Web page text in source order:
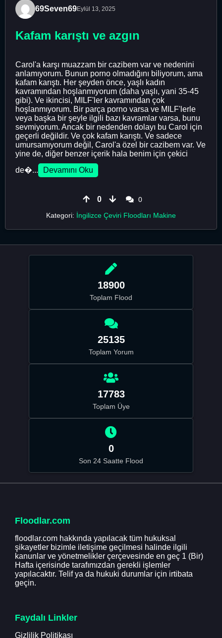
69Seven69Eylül 13, 2025
Kafam karıştı ve azgın
Carol'a karşı muazzam bir cazibem var ve nedenini
anlamıyorum. Bunun porno olmadığını biliyorum, ama
kafam karıştı. Her şeyden önce, yaşlı kadın
kavramından hoşlanmıyorum (daha yaşlı, yani 35-45
gibi). Ve ikincisi, MILF'ler kavramından çok
hoşlanmıyorum. Bir parça porno varsa ve MILF'lerle
veya başka bir şeyle ilgili bazı kavramlar varsa, bunu
sevmiyorum. Ancak bir nedenden dolayı bu Carol için
geçerli değildir. Ve çok kafam karıştı. Ve sadece
umursamıyorum değil, Carol'a özel bir cazibem var. Ve
yine de, diğer benzer içerik hala benim için çekici
de�...
Devamını Oku
0
0
Kategori: İngilizce Çeviri Floodları Makine
18900
Toplam Flood
25135
Toplam Yorum
17783
Toplam Üye
0
Son 24 Saatte Flood
Floodlar.com
floodlar.com hakkında yapılacak tüm hukuksal
şikayetler bizimle iletişime geçilmesi halinde ilgili
kanunlar ve yönetmelikler çerçevesinde en geç 1 (Bir)
Hafta içerisinde tarafımızdan gerekli işlemler
yapılacaktır. Telif ya da hukuki durumlar için irtibata
geçin.
Faydalı Linkler
Gizlilik Politikası